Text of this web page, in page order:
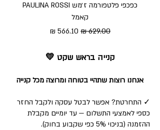
כפכפי פלטפורמה ז׳מש PAULINA ROSSI
קאמל
מחיר רגיל מחיר מבצע
קנייה בראש שקט 💛
אנחנו רוצות שתהיי בטוחה ומרוצה מכל קנייה
✓ התחרטת? אפשר לבטל עסקה ולקבל החזר
כספי לאמצעי התשלום — עד יומיים מקבלת
ההזמנה (בניכוי 5% כפי שקבוע בחוק).